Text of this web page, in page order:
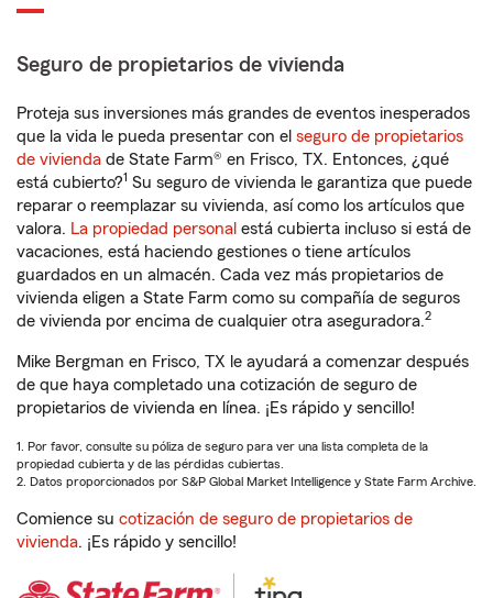
Seguro de propietarios de vivienda
Proteja sus inversiones más grandes de eventos inesperados
que la vida le pueda presentar con el seguro de propietarios
de vivienda de State Farm® en Frisco, TX. Entonces, ¿qué
está cubierto?1 Su seguro de vivienda le garantiza que puede
reparar o reemplazar su vivienda, así como los artículos que
valora. La propiedad personal está cubierta incluso si está de
vacaciones, está haciendo gestiones o tiene artículos
guardados en un almacén. Cada vez más propietarios de
vivienda eligen a State Farm como su compañía de seguros
de vivienda por encima de cualquier otra aseguradora.2
Mike Bergman en Frisco, TX le ayudará a comenzar después
de que haya completado una cotización de seguro de
propietarios de vivienda en línea. ¡Es rápido y sencillo!
1. Por favor, consulte su póliza de seguro para ver una lista completa de la
propiedad cubierta y de las pérdidas cubiertas.
2. Datos proporcionados por S&P Global Market Intelligence y State Farm Archive.
Comience su cotización de seguro de propietarios de
vivienda. ¡Es rápido y sencillo!